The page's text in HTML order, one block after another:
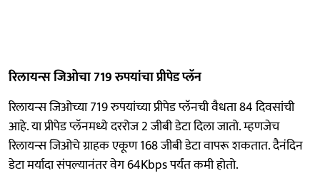
रिलायन्स जिओचा 719 रुपयांचा प्रीपेड प्लॅन
रिलायन्स जिओच्या 719 रुपयांच्या प्रीपेड प्लॅनची ​​वैधता 84 दिवसांची
आहे. या प्रीपेड प्लॅनमध्ये दररोज 2 जीबी डेटा दिला जातो. म्हणजेच
रिलायन्स जिओचे ग्राहक एकूण 168 जीबी डेटा वापरू शकतात. दैनंदिन
डेटा मर्यादा संपल्यानंतर वेग 64Kbps पर्यंत कमी होतो.